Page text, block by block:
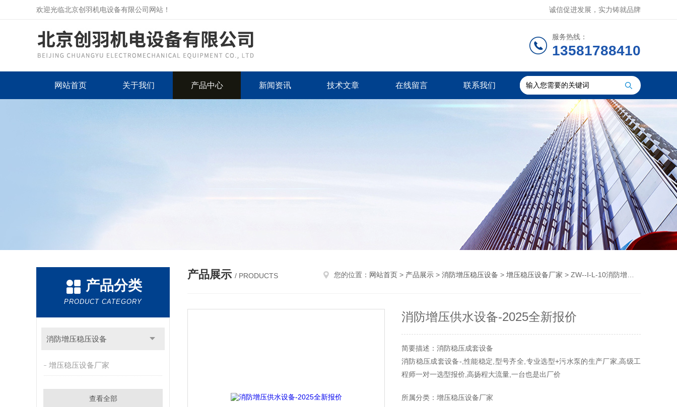
欢迎光临北京创羽机电设备有限公司网站！ 诚信促进发展，实力铸就品牌
服务热线：
13581788410
网站首页 关于我们 产品中心 新闻资讯 技术文章 在线留言 联系我们
产品分类
PRODUCT CATEGORY
消防增压稳压设备
增压稳压设备厂家
查看全部
产品展示 / PRODUCTS 您的位置： 网站首页 > 产品展示 > 消防增压稳压设备 > 增压稳压设备厂家 > ZW--I-L-10消防增压供水设备-2025全新报价
消防增压供水设备-2025全新报价
简要描述：消防稳压成套设备
消防稳压成套设备-,性能稳定,型号齐全,专业选型+污水泵的生产厂家,高级工
程师一对一选型报价,高扬程大流量,一台也是出厂价
所属分类：增压稳压设备厂家